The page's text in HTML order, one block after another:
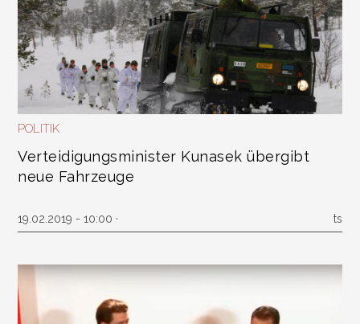
POLITIK
Verteidigungsminister Kunasek übergibt
neue Fahrzeuge
19.02.2019 - 10:00 · ts